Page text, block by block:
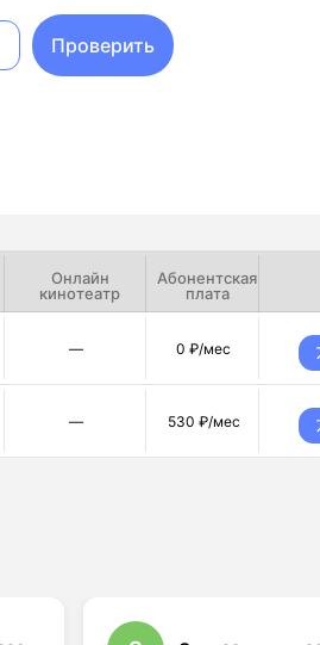
Проверить
Онлайн
кинотеатр
Абонентская
плата
— 0 ₽/мес
— 530 ₽/мес